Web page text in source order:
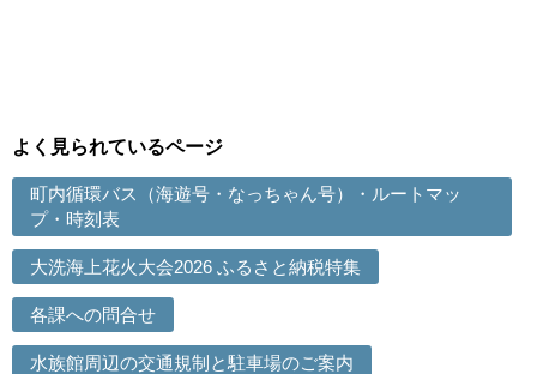
よく見られているページ
町内循環バス（海遊号・なっちゃん号）・ルートマッ
プ・時刻表
大洗海上花火大会2026 ふるさと納税特集
各課への問合せ
水族館周辺の交通規制と駐車場のご案内